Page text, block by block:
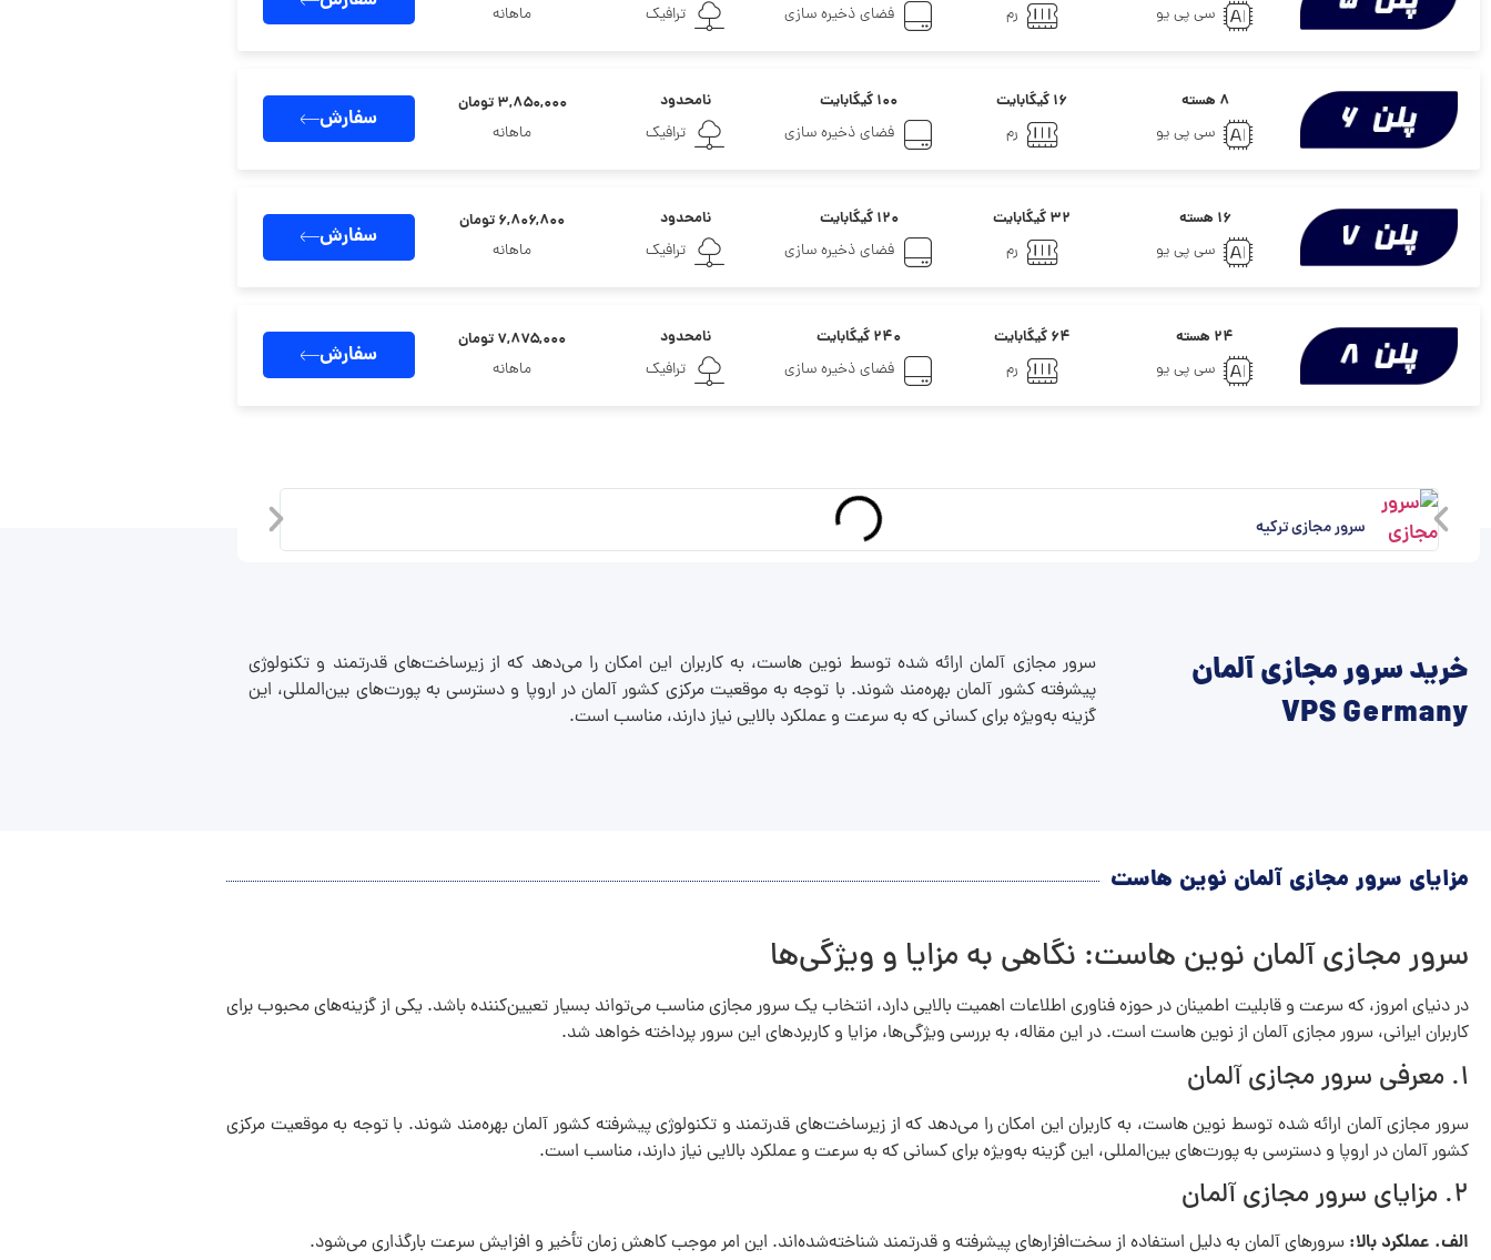
سی پی یو
رم
فضای ذخیره سازی
ترافیک
ماهانه
۸ هسته
سی پی یو
۱۶ گیگابایت
رم
۱۰۰ گیگابایت
فضای ذخیره سازی
نامحدود
ترافیک
۳,۸۵۰,۰۰۰ تومان
ماهانه
سفارش
۱۶ هسته
سی پی یو
۳۲ گیگابایت
رم
۱۲۰ گیگابایت
فضای ذخیره سازی
نامحدود
ترافیک
۶,۸۰۶,۸۰۰ تومان
ماهانه
سفارش
۲۴ هسته
سی پی یو
۶۴ گیگابایت
رم
۲۴۰ گیگابایت
فضای ذخیره سازی
نامحدود
ترافیک
۷,۸۷۵,۰۰۰ تومان
ماهانه
سفارش
سرور مجازی ترکیه
خرید سرور مجازی آلمان
VPS Germany
سرور مجازی آلمان ارائه شده توسط نوین هاست، به کاربران این امکان را می‌دهد که از زیرساخت‌های قدرتمند و تکنولوژی
پیشرفته کشور آلمان بهره‌مند شوند. با توجه به موقعیت مرکزی کشور آلمان در اروپا و دسترسی به پورت‌های بین‌المللی، این
گزینه به‌ویژه برای کسانی که به سرعت و عملکرد بالایی نیاز دارند، مناسب است.
مزایای سرور مجازی آلمان نوین هاست
سرور مجازی آلمان نوین هاست: نگاهی به مزایا و ویژگی‌ها
در دنیای امروز، که سرعت و قابلیت اطمینان در حوزه فناوری اطلاعات اهمیت بالایی دارد، انتخاب یک سرور مجازی مناسب می‌تواند بسیار تعیین‌کننده باشد. یکی از گزینه‌های محبوب برای
کاربران ایرانی، سرور مجازی آلمان از نوین هاست است. در این مقاله، به بررسی ویژگی‌ها، مزایا و کاربردهای این سرور پرداخته خواهد شد.
۱. معرفی سرور مجازی آلمان
سرور مجازی آلمان ارائه شده توسط نوین هاست، به کاربران این امکان را می‌دهد که از زیرساخت‌های قدرتمند و تکنولوژی پیشرفته کشور آلمان بهره‌مند شوند. با توجه به موقعیت مرکزی
کشور آلمان در اروپا و دسترسی به پورت‌های بین‌المللی، این گزینه به‌ویژه برای کسانی که به سرعت و عملکرد بالایی نیاز دارند، مناسب است.
۲. مزایای سرور مجازی آلمان
الف. عملکرد بالا: سرورهای آلمان به دلیل استفاده از سخت‌افزارهای پیشرفته و قدرتمند شناخته‌شده‌اند. این امر موجب کاهش زمان تأخیر و افزایش سرعت بارگذاری می‌شود.